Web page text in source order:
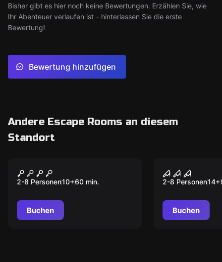
Bisher gibt es hier noch keine Bewertungen. Erzählen Sie, wie
Ihr Abenteuer verlaufen ist – hinterlassen Sie die erste
Bewertung!
Bewertung hinzufügen
Andere Escape Rooms an diesem
Standort
Kristallschädel
Reloaded
2-8 Personen10+60 min.
Buchen
Der Trank
2-8 Personen14+
Buchen